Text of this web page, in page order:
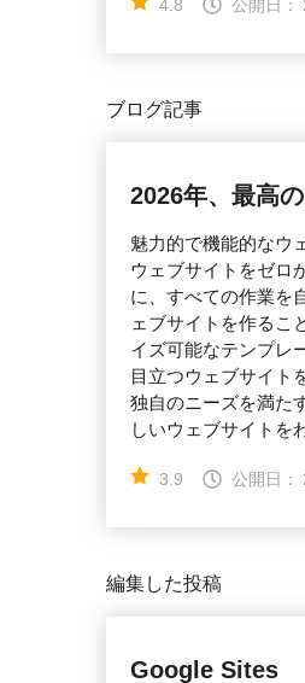
4.8 公開日：
ブログ記事
2026年、最高
魅力的で機能的なウ
ウェブサイトをゼロ
に、すべての作業を
ェブサイトを作るこ
イズ可能なテンプレ
目立つウェブサイト
独自のニーズを満た
しいウェブサイトを
3.9 公開日：
編集した投稿
Google Sites